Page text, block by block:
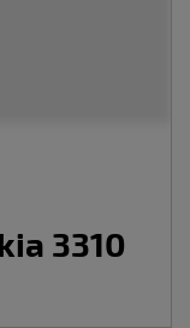
3310